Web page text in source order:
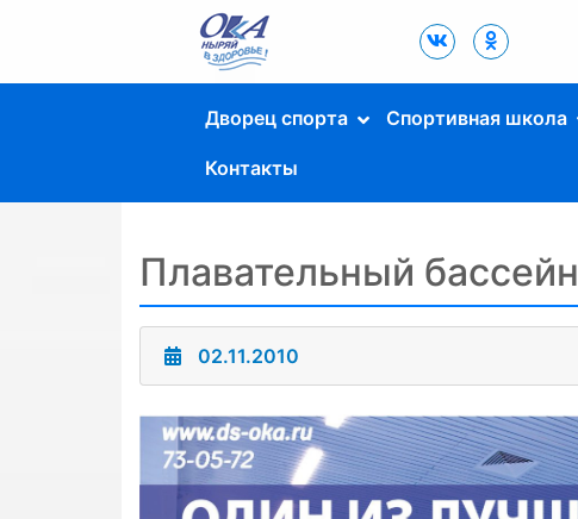
Дворец Спорта
"Ока" г. Пущино
Дворец спорта Спортивная школа
Контакты
Плавательный бассейн
02.11.2010